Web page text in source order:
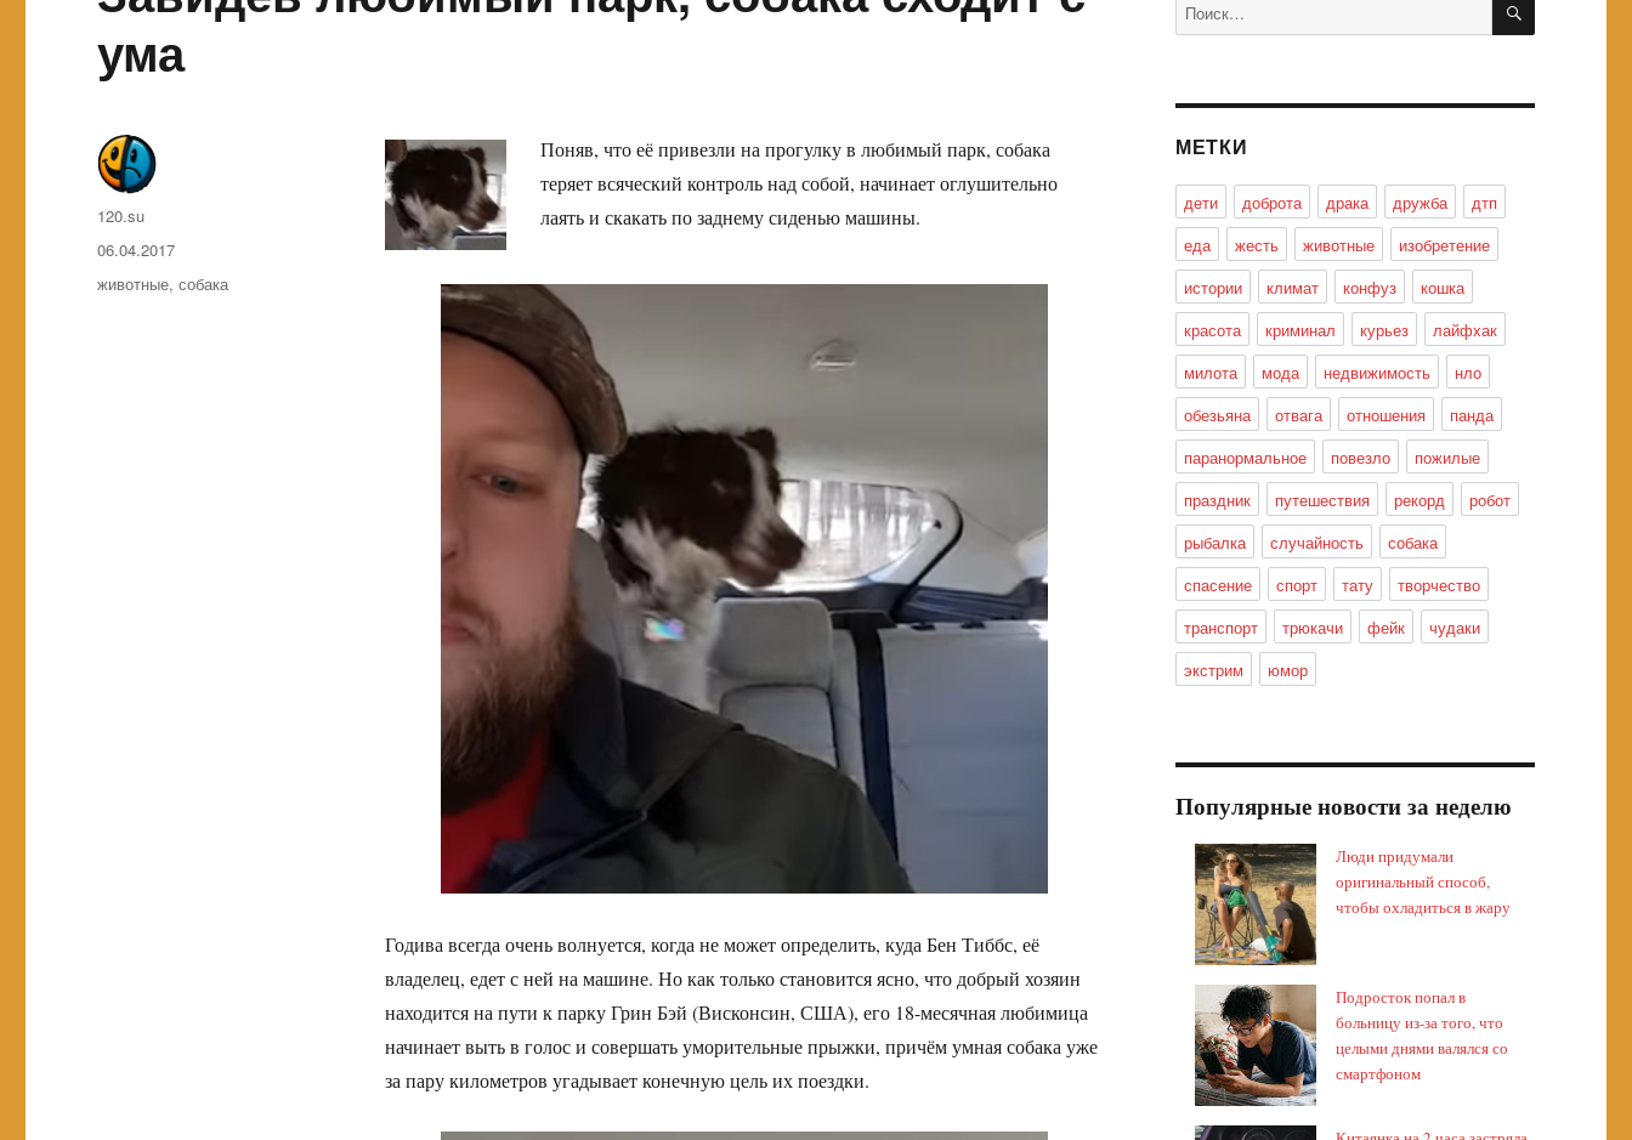
ума
Поняв, что её привезли на прогулку в любимый парк, собака
теряет всяческий контроль над собой, начинает оглушительно
лаять и скакать по заднему сиденью машины.
Годива всегда очень волнуется, когда не может определить, куда Бен Тиббс, её
владелец, едет с ней на машине. Но как только становится ясно, что добрый хозяин
находится на пути к парку Грин Бэй (Висконсин, США), его 18-месячная любимица
начинает выть в голос и совершать уморительные прыжки, причём умная собака уже
за пару километров угадывает конечную цель их поездки.
Автор
120.su
Опубликовано
06.04.2017
Метки
животные,собака
МЕТКИ
дети доброта драка дружба
дтп
еда
жесть животные
изобретение
истории
климат конфуз
кошка
красота
криминал курьез
лайфхак
милота
мода недвижимость
нло
обезьяна
отвага отношения
панда
паранормальное
повезло
пожилые
праздник
путешествия рекорд
робот
рыбалка
случайность
собака
спасение
спорт тату
творчество
транспорт
трюкачи фейк
чудаки
экстрим
юмор
Популярные новости за неделю
Люди придумали
оригинальный способ,
чтобы охладиться в жару
Подросток попал в
больницу из-за того, что
целыми днями валялся со
смартфоном